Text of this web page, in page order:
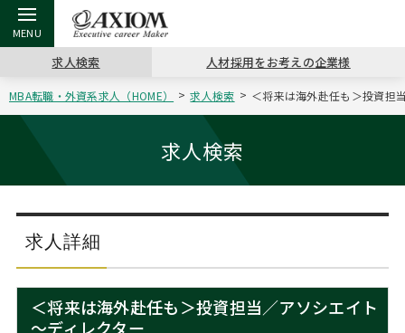
戻る
アクシアムの特長
戻る
コンサ
サービス案内
戻る
キャリ
コンサルタントの紹介
戻る
キャリア支援 TOP
キャリアデザイン講座
（最新求人市場動向）
戻る
MBAの
ステージ別アドバイス
MBAの転職事例
戻る
日本か
戻る
転職ツール TOP
英文レジュメの書き方
戻る
パワー
職務経歴書の書き方
よくある面接Q&A集
戻る
転職コラム TOP
“展”職相談室
転職市場の明日をよめ
転職成功への4つの鍵
戻る
イベント・セミナー TOP
ジョブフェア
キャリアデザインセミナー
キャリアフォーラム
戻る
会社概要 TOP
沿革
主なクライアント
採用情報
求人検索 人材採用をお考えの企業様
MBA転職・外資系求人（HOME） 求人検索 ＜将来は海外赴任も＞投資担
求人検索
求人詳細
＜将来は海外赴任も＞投資担当／アソシエイト
～ディレクター